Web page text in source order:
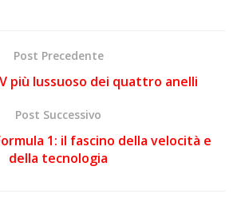
Post Precedente
più lussuoso dei quattro anelli
Post Successivo
1: il fascino della velocità e
della tecnologia